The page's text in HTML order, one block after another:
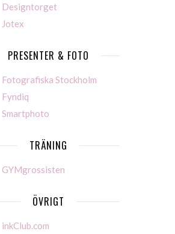
Designtorget
Jotex
PRESENTER & FOTO
Fotografiska Stockholm
Fyndiq
Smartphoto
TRÄNING
GYMgrossisten
ÖVRIGT
inkClub.com